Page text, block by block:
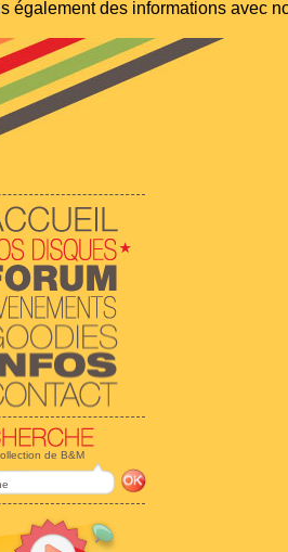
également des informations avec
de B&M